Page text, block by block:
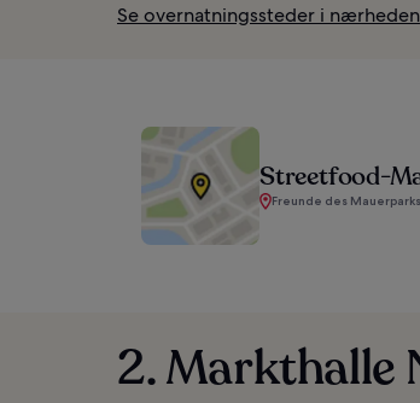
Se overnatningssteder i nærheden
Streetfood-
Freunde des Mauerparks
2. Markthalle